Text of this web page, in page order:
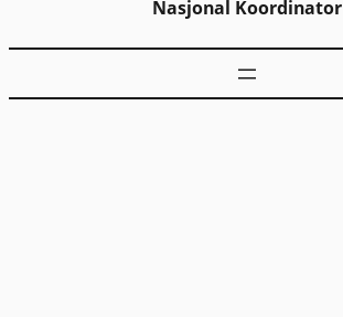
Nasjonal Koordinator